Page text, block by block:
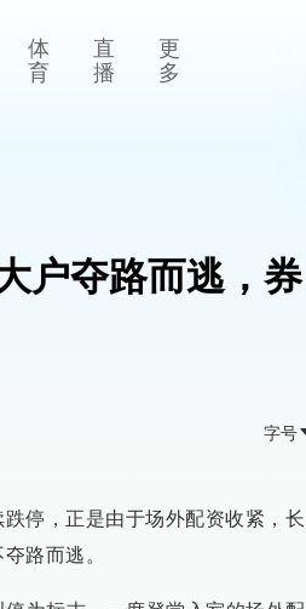
体
育
直
播
更
多
户夺路而逃，券
字号
停，正是由于场外配资收紧，长
路而逃。